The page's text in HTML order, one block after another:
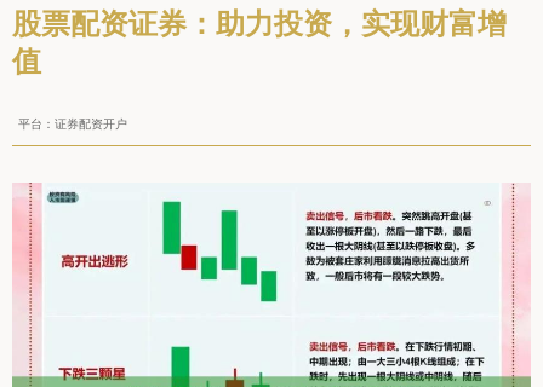
股票配资证券：助力投资，实现财富增
值
平台：证券配资开户